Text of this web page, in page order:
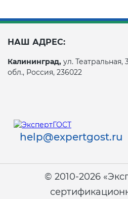
НАШ АДРЕС:
Калининград, ул. Театральная,
обл., Россия, 236022
help@expertgost.ru
© 2010-2026